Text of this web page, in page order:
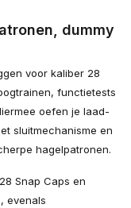
dummy
voor kaliber 28
functietests
oefen je laad-
sluitmechanisme en
hagelpatronen.
Snap Caps en
evenals